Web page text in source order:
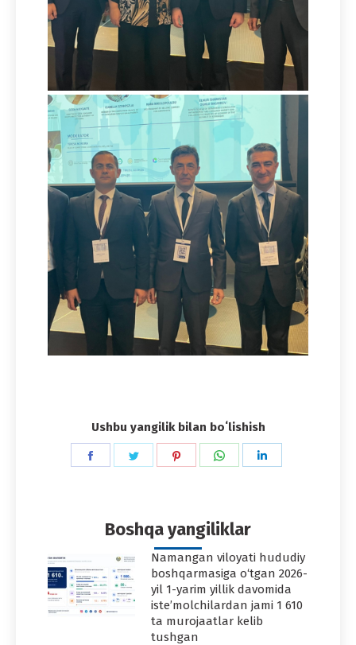
Ushbu yangilik bilan boʻlishish
Share
Share
Share
Share
Boshqa yangiliklar
Namangan viloyati hududiy
boshqarmasiga o‘tgan 2026-
yil 1-yarim yillik davomida
iste’molchilardan jami 1 610
ta murojaatlar kelib
tushgan